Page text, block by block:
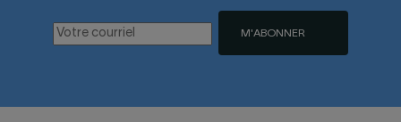
M'ABONNER